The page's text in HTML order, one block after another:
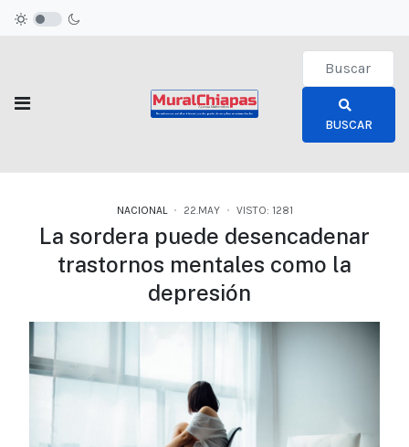
Type 2 or
BUSCAR
NACIONAL 22.MAY VISTO: 1281
La sordera puede desencadenar
trastornos mentales como la
depresión